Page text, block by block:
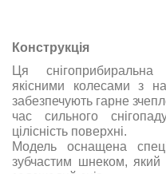
Конструкція
Ця
якісними колесами з
забезпечують гарне
час сильного
цілісність поверхні.
Модель оснащена
зубчастим шнеком, який